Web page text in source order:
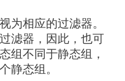
为相应的过滤器。
滤器，因此，也可
组不同于静态组，
静态组。